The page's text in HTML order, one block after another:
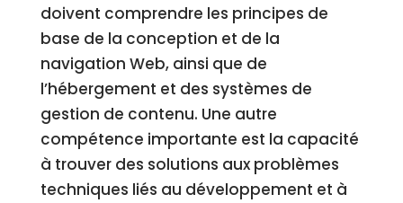
doivent comprendre les principes de
base de la conception et de la
navigation Web, ainsi que de
l’hébergement et des systèmes de
gestion de contenu. Une autre
compétence importante est la capacité
à trouver des solutions aux problèmes
techniques liés au développement et à